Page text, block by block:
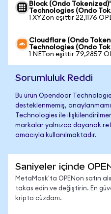
Block (Ondo
Technologies (Ondo
1 XYZon eşittir 22,1176
Cloudflare (Ondo
Technologies (Ondo
1 NETon eşittir 79,2857
Sorumluluk Reddi
Bu ürün Opendoor
desteklenmemiş,
Technologies ile
markalar yalnızca dayanak
amacıyla kullanılmaktadır.
Saniyeler içinde
MetaMask'ta OPENon satın
takas edin ve değiştirin. En
kripto cüzdanı.